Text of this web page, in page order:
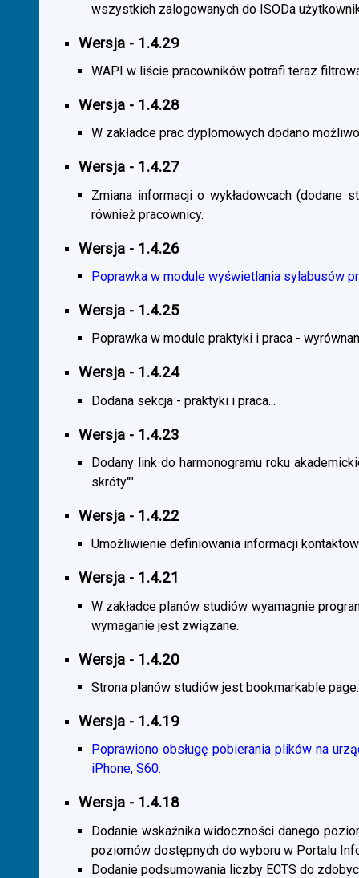
wszystkich zalogowanych do ISODa
Wersja - 1.4.29
WAPI w liście pracowników potrafi teraz
Wersja - 1.4.28
W zakładce prac dyplomowych dodano
Wersja - 1.4.27
Zmiana informacji o wykładowcach (dodane
również pracownicy.
Wersja - 1.4.26
Poprawka w module wyświetlania sylabusów
Wersja - 1.4.25
Poprawka w module praktyki i praca -
Wersja - 1.4.24
Dodana sekcja - praktyki i praca...
Wersja - 1.4.23
Dodany link do harmonogramu roku
skróty"".
Wersja - 1.4.22
Umożliwienie definiowania informacji
Wersja - 1.4.21
W zakładce planów studiów wyamagnie
wymaganie jest związane.
Wersja - 1.4.20
Strona planów studiów jest bookmarkable page.
Wersja - 1.4.19
Poprawiono obsługę pobierania plików na
iPhone, S60.
Wersja - 1.4.18
Dodanie wskaźnika widoczności danego
poziomów dostępnych do wyboru w Portalu
Dodanie podsumowania liczby ECTS do